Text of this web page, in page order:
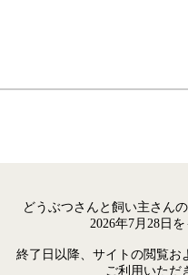
どうぶつさんと飼い主さん
2026年7月28日
終了日以降、サイトの閲覧お
ご利用いただ